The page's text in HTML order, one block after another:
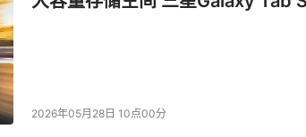
医生对AI工具“既存在刚性依赖、又缺乏闭环信
2026年05月28日 10点00分